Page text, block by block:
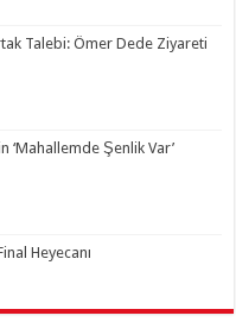
Talebi: Ömer Dede Ziyareti
‘Mahallemde Şenlik Var’
Heyecanı